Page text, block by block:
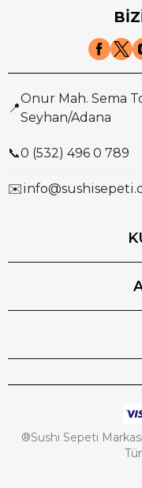
📍
Onur Mah. Sema
Seyhan/Adana
📞0 (532) 496 0 789
✉️
®Sushi Sepeti